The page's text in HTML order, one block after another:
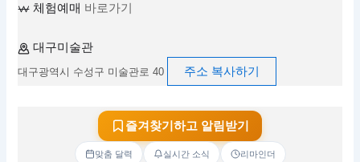
체험예매 바로가기
대구미술관
대구광역시 수성구 미술관로 40 주소 복사하기
즐겨찾기하고 알림받기
맞춤 달력 실시간 소식 리마인더